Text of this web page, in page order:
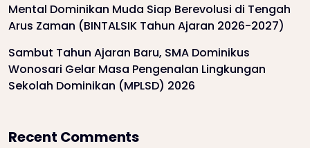
Mental Dominikan Muda Siap Berevolusi di Tengah
Arus Zaman (BINTALSIK Tahun Ajaran 2026-2027)
Sambut Tahun Ajaran Baru, SMA Dominikus
Wonosari Gelar Masa Pengenalan Lingkungan
Sekolah Dominikan (MPLSD) 2026
Recent Comments